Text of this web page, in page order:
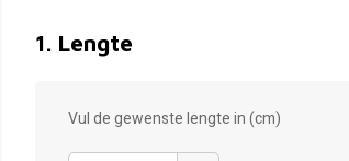
1. Lengte
Vul de gewenste lengte in (cm)